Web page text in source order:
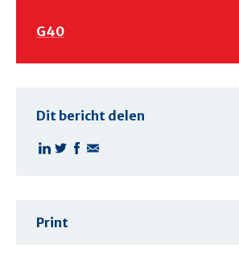
G40
Dit bericht delen
Print